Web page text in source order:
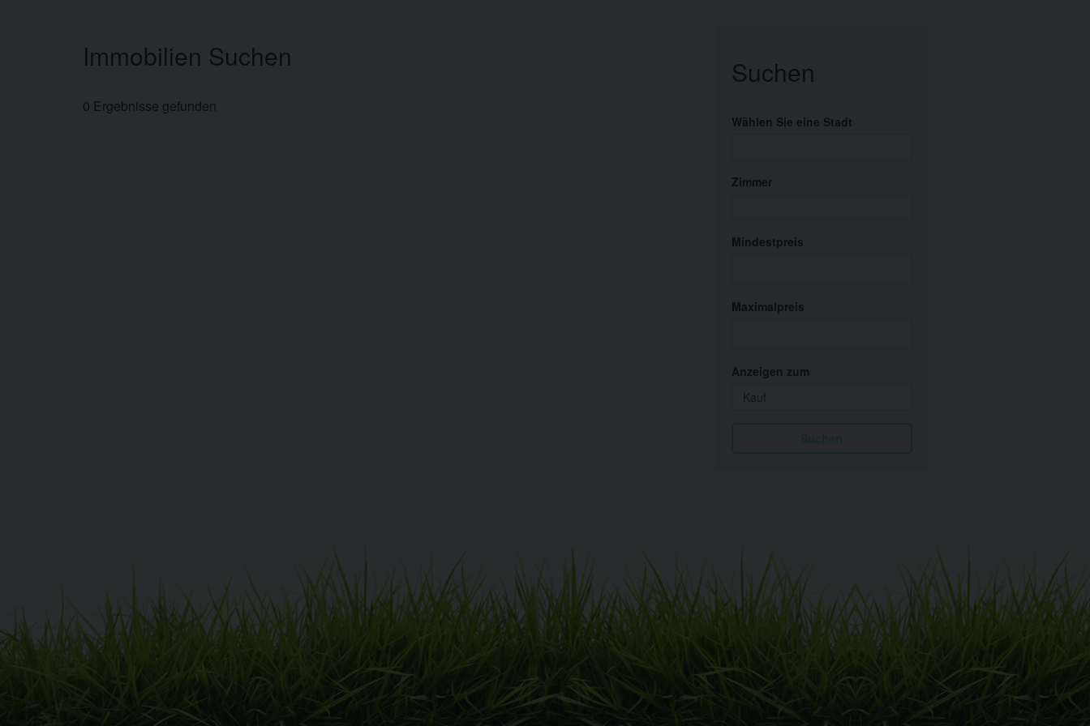
Immobilien Suchen
0 Ergebnisse gefunden
Suchen
Wählen Sie eine Stadt
Zimmer
Mindestpreis
Maximalpreis
Anzeigen zum